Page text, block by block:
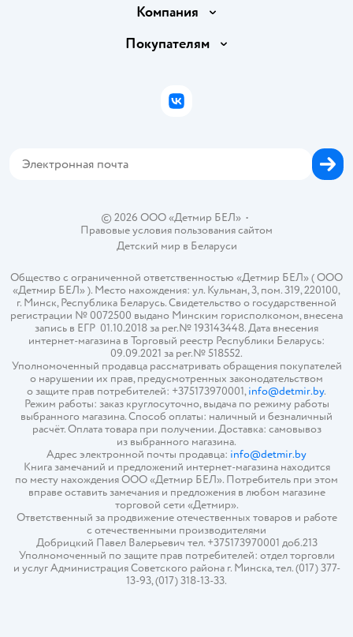
Доставка и оплата
Правила продажи
Политика использования файлов cookie
Компания
Вакансии
Покупателям
Бонусные карты
© 2026 ООО «Детмир БЕЛ»•
Правовые условия пользования сайтом
Детский мир в Беларуси
Общество с ограниченной ответственностью «Детмир БЕЛ» ( ООО
«Детмир БЕЛ» ). Место нахождения: ул. Кульман, 3, пом. 319, 220100,
г. Минск, Республика Беларусь. Свидетельство о государственной
регистрации № 0072500 выдано Минским горисполкомом, внесена
запись в ЕГР 01.10.2018 за рег.№ 193143448. Дата внесения
интернет-магазина в Торговый реестр Республики Беларусь:
09.09.2021 за рег.№ 518552.
Уполномоченный продавца рассматривать обращения покупателей
о нарушении их прав, предусмотренных законодательством
о защите прав потребителей: +375173970001,info@detmir.by.
Режим работы: заказ круглосуточно, выдача по режиму работы
выбранного магазина. Способ оплаты: наличный и безналичный
расчёт. Оплата товара при получении. Доставка: самовывоз
из выбранного магазина.
Адрес электронной почты продавца: info@detmir.by
Книга замечаний и предложений интернет-магазина находится
по месту нахождения ООО «Детмир БЕЛ». Потребитель при этом
вправе оставить замечания и предложения в любом магазине
торговой сети «Детмир».
Ответственный за продвижение отечественных товаров и работе
с отечественными производителями
Добрицкий Павел Валерьевич тел. +375173970001 доб.213
Уполномоченный по защите прав потребителей: отдел торговли
и услуг Администрация Советского района г. Минска, тел. (017) 377-
13-93, (017) 318-13-33.
ВКонтакте